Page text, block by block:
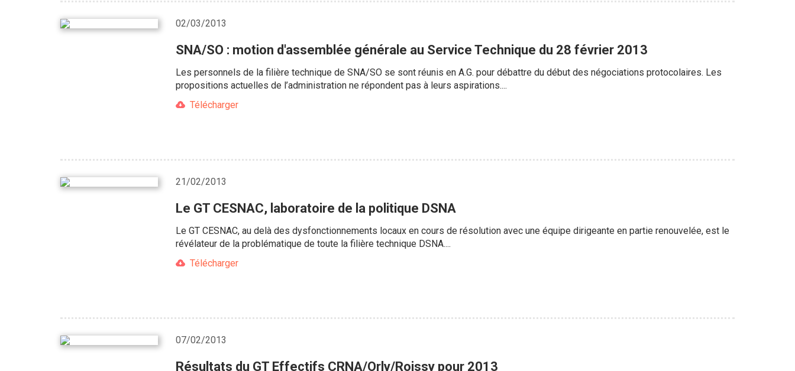
02/03/2013
SNA/SO : motion d'assemblée générale au Service Technique du 28 février 2013
Les personnels de la filière technique de SNA/SO se sont réunis en A.G. pour débattre du début des négociations protocolaires. Les
propositions actuelles de l’administration ne répondent pas à leurs aspirations....
Télécharger
21/02/2013
Le GT CESNAC, laboratoire de la politique DSNA
Le GT CESNAC, au delà des dysfonctionnements locaux en cours de résolution avec une équipe dirigeante en partie renouvelée, est le
révélateur de la problématique de toute la filière technique DSNA....
Télécharger
07/02/2013
Résultats du GT Effectifs CRNA/Orly/Roissy pour 2013